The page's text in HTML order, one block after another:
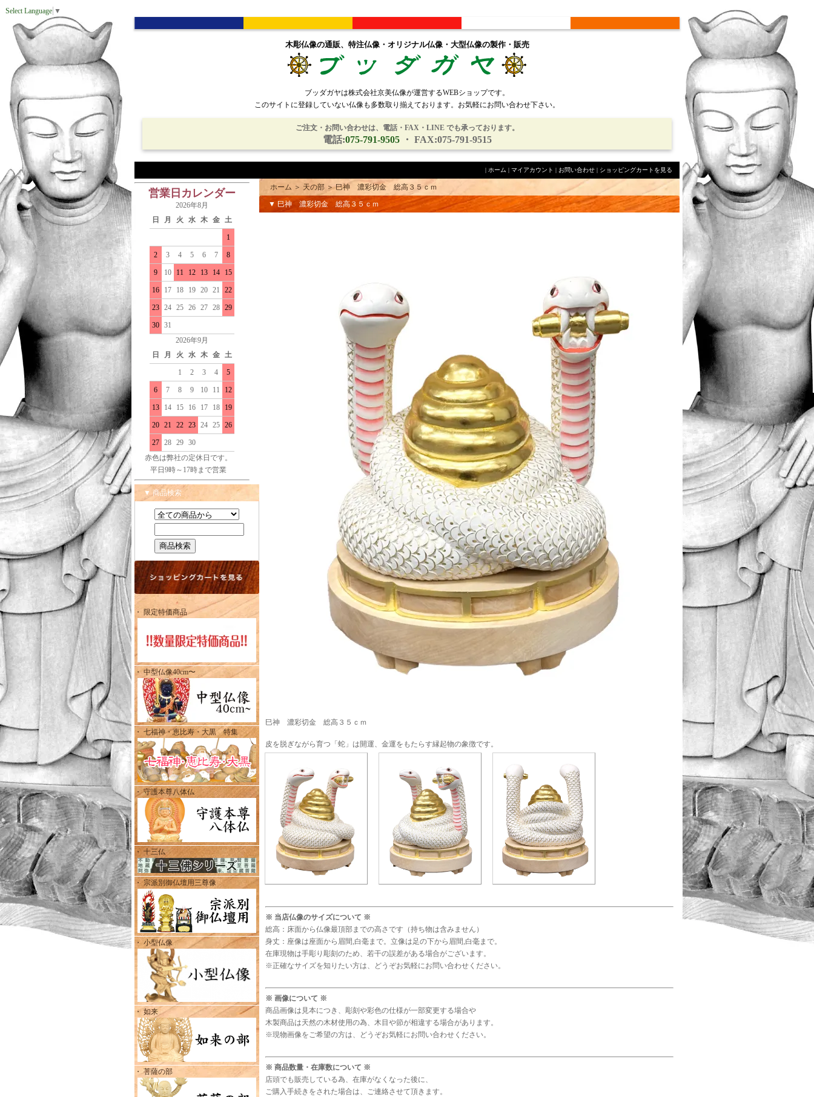
Select Language ▼
木彫仏像の通販、特注仏像・オリジナル仏像・大型仏像の製作・販売
ブッダガヤは株式会社京美仏像が運営するWEBショップです。
このサイトに登録していない仏像も多数取り揃えております。お気軽にお問い合わせ下さい。
ご注文・お問い合わせは、電話・FAX・LINE でも承っております。
電話:075-791-9505・ FAX:075-791-9515
| ホーム | マイアカウント | お問い合わせ | ショッピングカートを見る
営業日カレンダー
2026年8月
日
月 火 水 木 金 土
1
2 3 4 5 6 7 8
9 10 11 12 13 14 15
16 17 18 19 20 21 22
23 24 25 26 27 28 29
30 31
2026年9月
日
月 火 水 木 金 土
1 2 3 4 5
6 7 8 9 10 11 12
13 14 15 16 17 18 19
20 21 22 23 24 25 26
27 28 29 30
赤色は弊社の定休日です。
平日9時～17時まで営業
▼ 商品検索
・ 限定特価商品
・ 中型仏像40cm〜
・ 七福神・恵比寿・大黒 特集
・ 守護本尊八体仏
・ 十三仏
・ 宗派別御仏壇用三尊像
・ 小型仏像
・ 如来
・ 菩薩の部
ホーム ＞ 天の部 ＞巳神 濃彩切金 総高３５ｃｍ
▼ 巳神 濃彩切金 総高３５ｃｍ
巳神 濃彩切金 総高３５ｃｍ
皮を脱ぎながら育つ「蛇」は開運、金運をもたらす縁起物の象徴です。
※ 当店仏像のサイズについて ※
総高：床面から仏像最頂部までの高さです（持ち物は含みません）
身丈：座像は座面から眉間,白毫まで。立像は足の下から眉間,白毫まで。
在庫現物は手彫り彫刻のため、若干の誤差がある場合がございます。
※正確なサイズを知りたい方は、どうぞお気軽にお問い合わせください。
※ 画像について ※
商品画像は見本につき、彫刻や彩色の仕様が一部変更する場合や
木製商品は天然の木材使用の為、木目や節が相違する場合があります。
※現物画像をご希望の方は、どうぞお気軽にお問い合わせください。
※ 商品数量・在庫数について ※
店頭でも販売している為、在庫がなくなった後に、
ご購入手続きをされた場合は、ご連絡させて頂きます。